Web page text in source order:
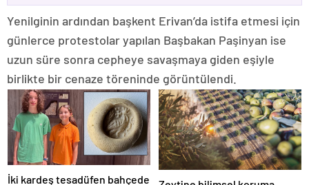
Yenilginin ardından başkent Erivan’da istifa etmesi için
günlerce protestolar yapılan Başbakan Paşinyan ise
uzun süre sonra cepheye savaşmaya giden eşiyle
birlikte bir cenaze töreninde görüntülendi.
İki kardeş tesadüfen bahçede